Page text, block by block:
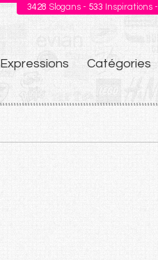
3428 Slogans - 533 Inspirations -
Expressions Catégories